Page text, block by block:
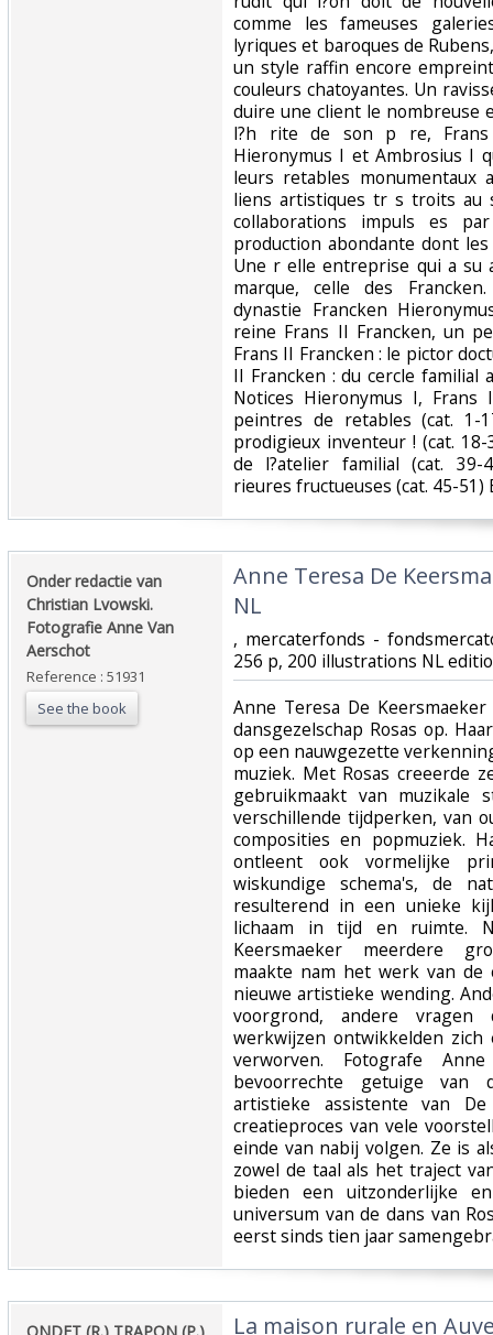
comme les fameuses
lyriques et baroques de
un style raffin encore
couleurs chatoyantes. Un
duire une client le nombreuse
l?h rite de son p re,
Hieronymus I et Ambrosius I
leurs retables monumentaux
liens artistiques tr s troits au
collaborations impuls es
production abondante dont
Une r elle entreprise qui a su
marque, celle des
dynastie Francken
reine Frans II Francken, un
Frans II Francken : le pictor
II Francken : du cercle familial
Notices Hieronymus I,
peintres de retables (cat. 1-
prodigieux inventeur ! (cat.
de l?atelier familial (cat. 39-
rieures fructueuses (cat. 45-
‎Onder redactie van
Christian Lvowski.
Fotografie Anne Van
Aerschot‎
Reference : 51931
See the book
‎Anne Teresa De
NL‎
‎, mercaterfonds -
256 p, 200 illustrations NL
‎Anne Teresa De
dansgezelschap Rosas op.
op een nauwgezette
muziek. Met Rosas creeerde
gebruikmaakt van
verschillende tijdperken, van
composities en popmuziek.
ontleent ook vormelijke
wiskundige schema's, de
resulterend in een unieke
lichaam in tijd en ruimte.
Keersmaeker meerdere
maakte nam het werk van de
nieuwe artistieke wending.
voorgrond, andere
werkwijzen ontwikkelden
verworven. Fotografe
bevoorrechte getuige van
artistieke assistente van
creatieproces van vele
einde van nabij volgen. Ze is
zowel de taal als het traject
bieden een uitzonderlijke
universum van de dans van
eerst sinds tien jaar
‎La maison rurale en